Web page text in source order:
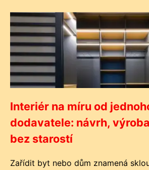
Interiér na míru od
dodavatele: návrh,
bez starostí
Zařídit byt nebo dům znamená